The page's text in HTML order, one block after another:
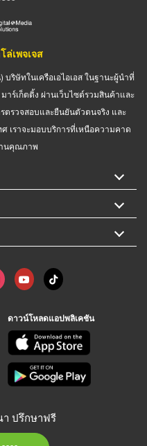
ล่เพจเจส
ริษัทในเครือเอไอเอส ในฐานะผู้นำที่
ร์เก็ตติ้ง ผ่านเว็บไซต์รวมสินค้าและ
ตรวจสอบและยืนยันตัวตนจริง และ
เราจะมอบบริการที่เหนือความคาด
นคุณภาพ
ดาวน์โหลดแอปพลิเคชัน
ปรึกษาฟรี